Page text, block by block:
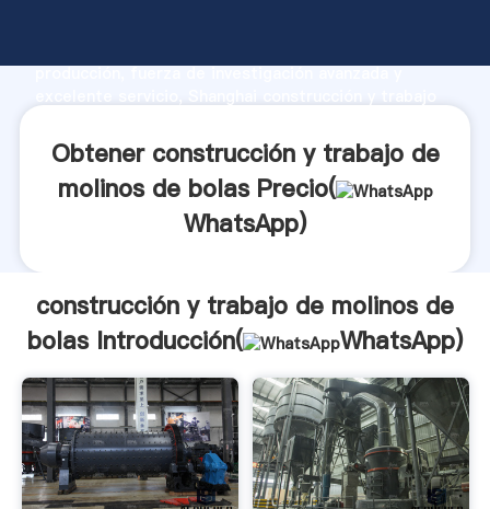
producción, fuerza de investigación avanzada y
valores a todos los clientes.
Obtener construcción y trabajo de
molinos de bolas Precio(
WhatsApp)
construcción y trabajo de molinos de
bolas Introducción(
WhatsApp)